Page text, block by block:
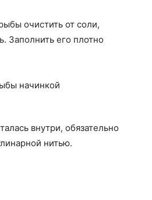
очистить от соли,
Заполнить его плотно
внутри, обязательно
нитью.